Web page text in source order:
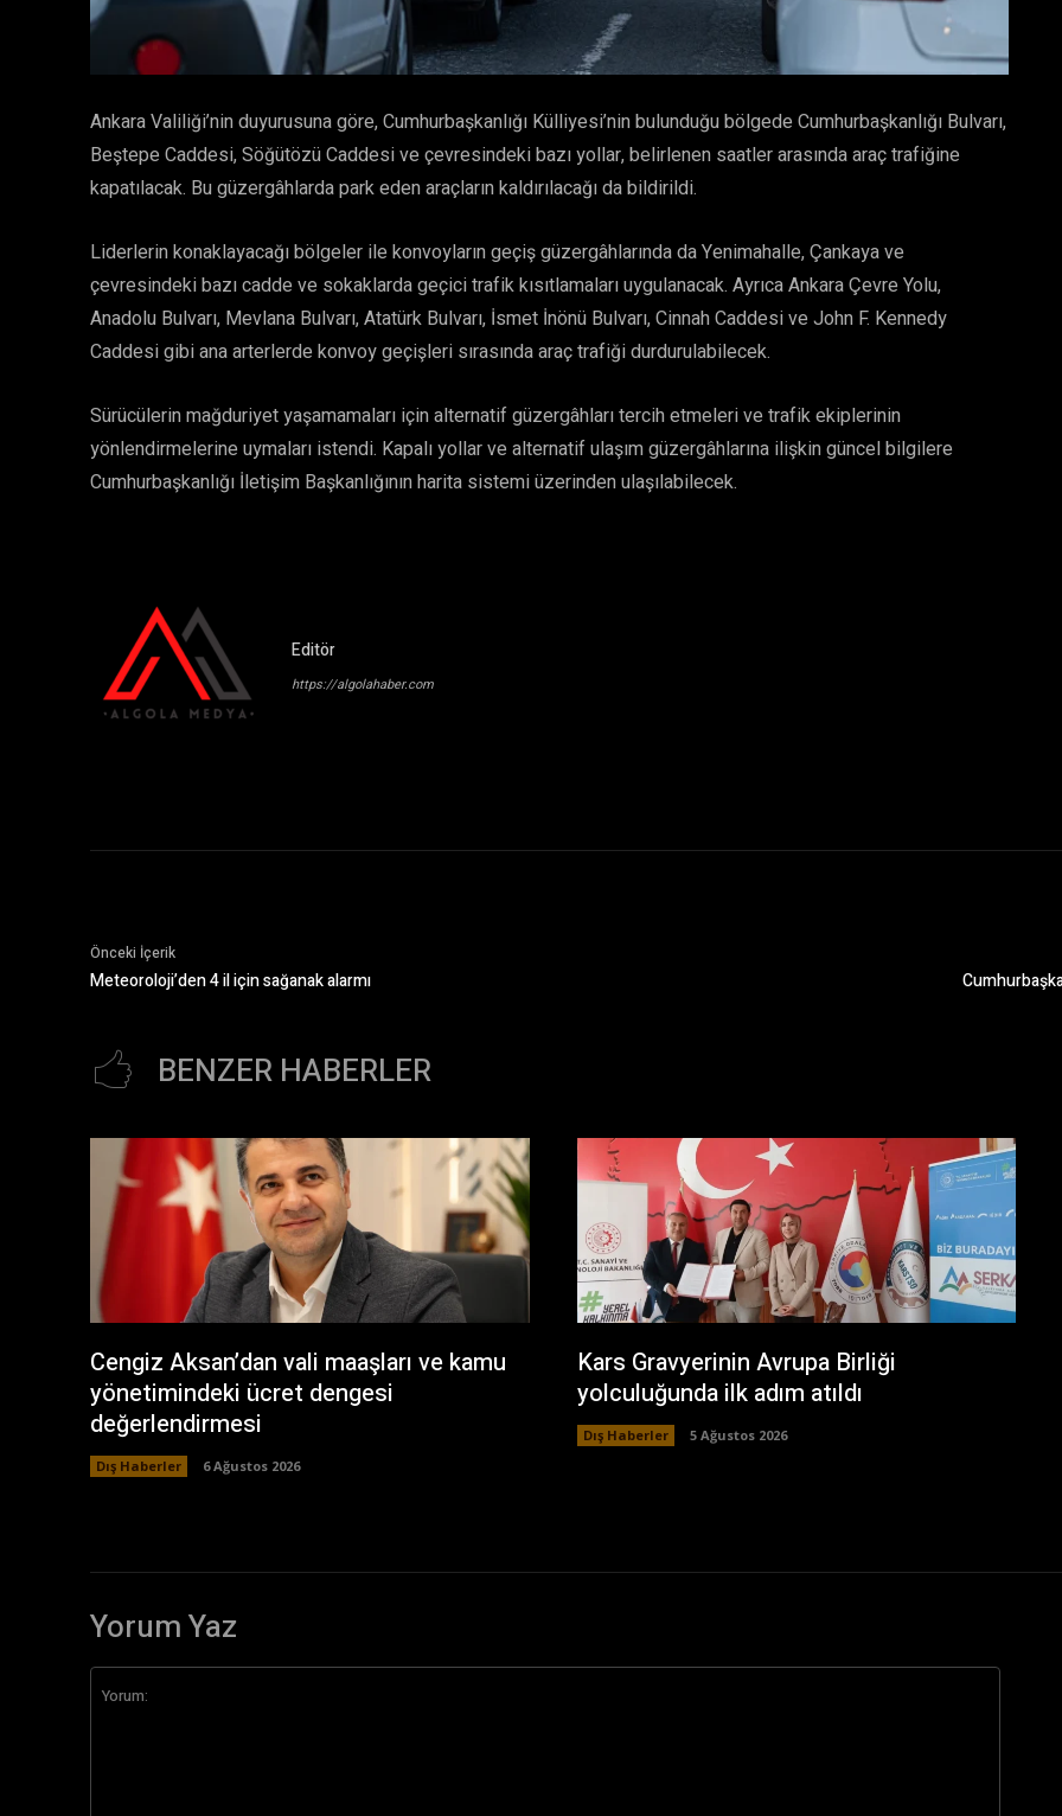
Ankara Valiliği’nin duyurusuna göre, Cumhurbaşkanlığı Külliyesi’nin bulunduğu bölgede Cumhurbaşkanlığı Bulvarı,
Beştepe Caddesi, Söğütözü Caddesi ve çevresindeki bazı yollar, belirlenen saatler arasında araç trafiğine
kapatılacak. Bu güzergâhlarda park eden araçların kaldırılacağı da bildirildi.
Liderlerin konaklayacağı bölgeler ile konvoyların geçiş güzergâhlarında da Yenimahalle, Çankaya ve
çevresindeki bazı cadde ve sokaklarda geçici trafik kısıtlamaları uygulanacak. Ayrıca Ankara Çevre Yolu,
Anadolu Bulvarı, Mevlana Bulvarı, Atatürk Bulvarı, İsmet İnönü Bulvarı, Cinnah Caddesi ve John F. Kennedy
Caddesi gibi ana arterlerde konvoy geçişleri sırasında araç trafiği durdurulabilecek.
Sürücülerin mağduriyet yaşamamaları için alternatif güzergâhları tercih etmeleri ve trafik ekiplerinin
yönlendirmelerine uymaları istendi. Kapalı yollar ve alternatif ulaşım güzergâhlarına ilişkin güncel bilgilere
Cumhurbaşkanlığı İletişim Başkanlığının harita sistemi üzerinden ulaşılabilecek.
Editör
https://algolahaber.com
Önceki İçerik
Meteoroloji’den 4 il için sağanak alarmı
BENZER HABERLER
Cengiz Aksan’dan vali maaşları ve kamu
yönetimindeki ücret dengesi
değerlendirmesi
Dış Haberler 6 Ağustos 2026
Kars Gravyerinin Avrupa Birliği
yolculuğunda ilk adım atıldı
Dış Haberler 5 Ağustos 2026
Yorum Yaz